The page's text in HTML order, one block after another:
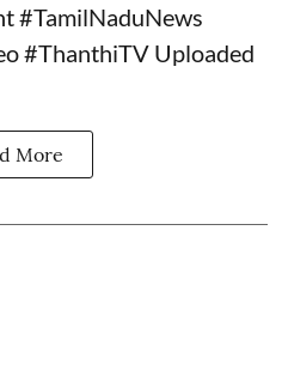
#TamilNaduNews
#ThanthiTV Uploaded
More